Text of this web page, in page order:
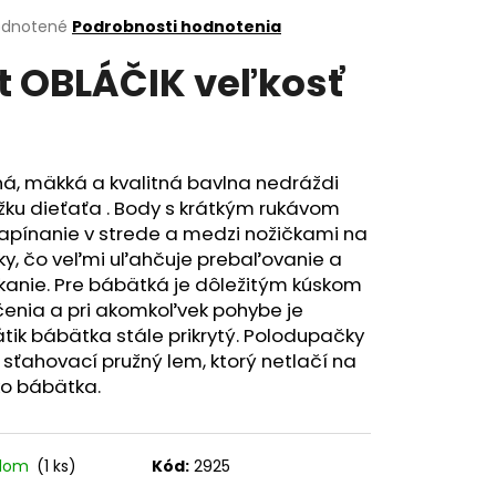
Podrobnosti hodnotenia
OBLÁČIK veľkosť
mäkká a kvalitná bavlna nedráždi
dieťaťa . Body s krátkým rukávom
v strede a medzi nožičkami na
čo veľmi uľahčuje prebaľovanie a
Pre bábätká je dôležitým kúskom
a pri akomkoľvek pohybe je
bábätka stále prikrytý. Polodupačky
pružný lem, ktorý netlačí na
bábätka.
(1 ks) Kód: 2925